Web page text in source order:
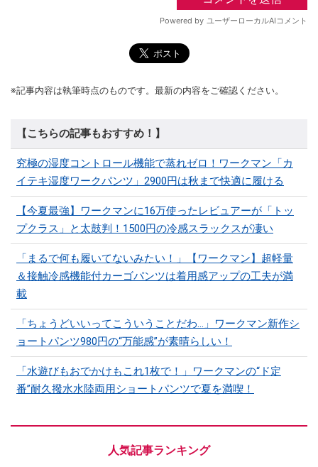
※記事内容は執筆時点のものです。最新の内容をご確認ください。
【こちらの記事もおすすめ！】
究極の湿度コントロール機能で蒸れゼロ！ワークマン「カ
イテキ湿度ワークパンツ」2900円は秋まで快適に履ける
【今夏最強】ワークマンに16万使ったレビュアーが「トッ
プクラス」と太鼓判！1500円の冷感スラックスが凄い
「まるで何も履いてないみたい！」【ワークマン】超軽量
＆接触冷感機能付カーゴパンツは着用感アップの工夫が満
載
「ちょうどいいってこういうことだわ...」ワークマン新作シ
ョートパンツ980円の“万能感”が素晴らしい！
「水遊びもおでかけもこれ1枚で！」ワークマンの“ド定
番”耐久撥水水陸両用ショートパンツで夏を満喫！